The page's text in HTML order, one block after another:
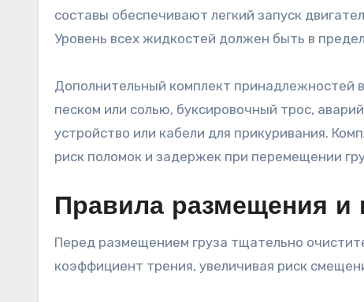
составы обеспечивают легкий запуск
Уровень всех жидкостей должен быть в
Дополнительный комплект принадлежностей
песком или солью, буксировочный трос,
устройство или кабели для прикуривания.
риск поломок и задержек при перемещении
Правила размещения и
Перед размещением груза тщательно
коэффициент трения, увеличивая риск